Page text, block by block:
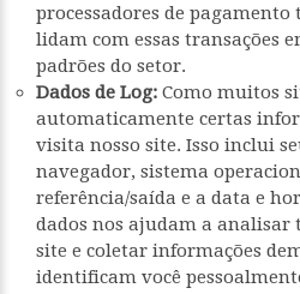
processadores de
lidam com essas transações
padrões do setor.
Dados de Log: Como muitos
automaticamente certas
visita nosso site. Isso inclui
navegador, sistema
referência/saída e a data e
dados nos ajudam a
site e coletar informações
identificam você